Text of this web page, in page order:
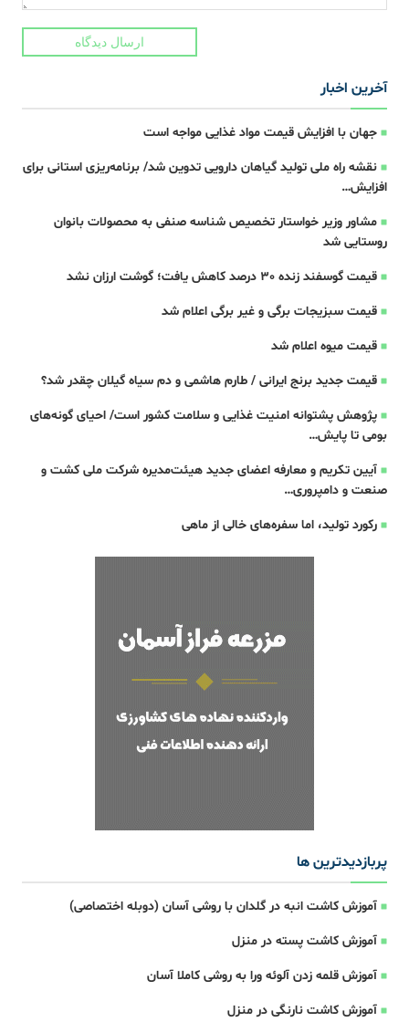
ارسال دیدگاه
آخرین اخبار
جهان با افزایش قیمت مواد غذایی مواجه است
نقشه راه ملی تولید گیاهان دارویی تدوین شد/ برنامه‌ریزی استانی برای
افزایش…
مشاور وزیر خواستار تخصیص شناسه صنفی به محصولات بانوان
روستایی شد
قیمت گوسفند زنده 30 درصد کاهش یافت؛ گوشت ارزان نشد
قیمت سبزیجات برگی و غیر برگی اعلام شد
قیمت میوه اعلام شد
قیمت جدید برنج ایرانی / طارم هاشمی و دم سیاه گیلان چقدر شد؟
پژوهش پشتوانه امنیت غذایی و سلامت کشور است/ احیای گونه‌های
بومی تا پایش…
آیین تکریم و معارفه اعضای جدید هیئت‌مدیره شرکت ملی کشت و
صنعت و دامپروری…
رکورد تولید، اما سفره‌های خالی از ماهی
پربازدیدترین ها
آموزش کاشت انبه در گلدان با روشی آسان (دوبله اختصاصی)
آموزش کاشت پسته در منزل
آموزش قلمه زدن آلوئه ورا به روشی کاملا آسان
آموزش کاشت نارنگی در منزل